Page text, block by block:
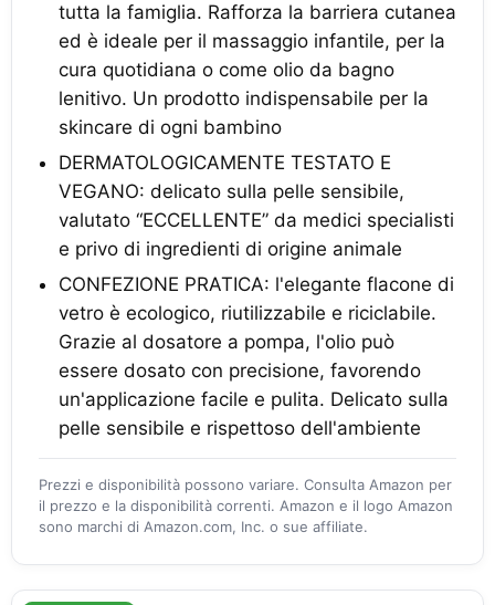
tutta la famiglia. Rafforza la barriera cutanea
ed è ideale per il massaggio infantile, per la
cura quotidiana o come olio da bagno
lenitivo. Un prodotto indispensabile per la
skincare di ogni bambino
DERMATOLOGICAMENTE TESTATO E
VEGANO: delicato sulla pelle sensibile,
valutato “ECCELLENTE” da medici specialisti
e privo di ingredienti di origine animale
CONFEZIONE PRATICA: l'elegante flacone di
vetro è ecologico, riutilizzabile e riciclabile.
Grazie al dosatore a pompa, l'olio può
essere dosato con precisione, favorendo
un'applicazione facile e pulita. Delicato sulla
pelle sensibile e rispettoso dell'ambiente
Prezzi e disponibilità possono variare. Consulta Amazon per
il prezzo e la disponibilità correnti. Amazon e il logo Amazon
sono marchi di Amazon.com, Inc. o sue affiliate.